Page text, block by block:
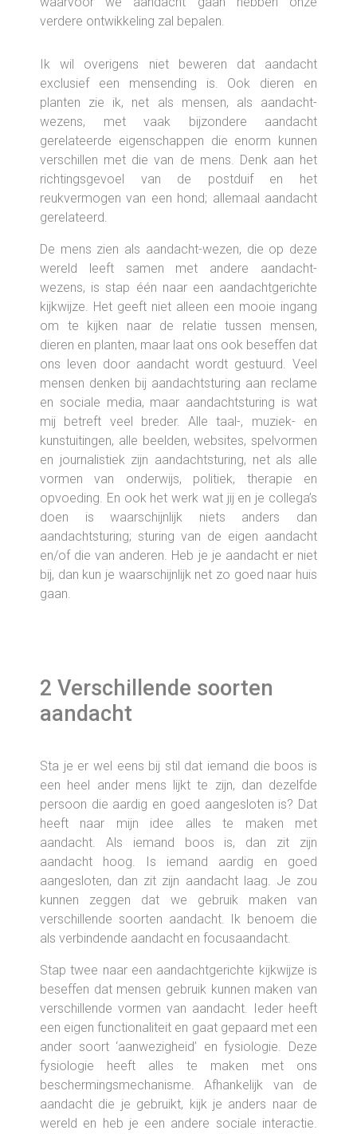
verdere ontwikkeling zal bepalen.
Ik wil overigens niet beweren dat aandacht
exclusief een mensending is. Ook dieren en
planten zie ik, net als mensen, als aandacht-
wezens, met vaak bijzondere aandacht
gerelateerde eigenschappen die enorm kunnen
verschillen met die van de mens. Denk aan het
richtingsgevoel van de postduif en het
reukvermogen van een hond; allemaal aandacht
gerelateerd.
De mens zien als aandacht-wezen, die op deze
wereld leeft samen met andere aandacht-
wezens, is stap één naar een aandachtgerichte
kijkwijze. Het geeft niet alleen een mooie ingang
om te kijken naar de relatie tussen mensen,
dieren en planten, maar laat ons ook beseffen dat
ons leven door aandacht wordt gestuurd. Veel
mensen denken bij aandachtsturing aan reclame
en sociale media, maar aandachtsturing is wat
mij betreft veel breder. Alle taal-, muziek- en
kunstuitingen, alle beelden, websites, spelvormen
en journalistiek zijn aandachtsturing, net als alle
vormen van onderwijs, politiek, therapie en
opvoeding. En ook het werk wat jij en je collega’s
doen is waarschijnlijk niets anders dan
aandachtsturing; sturing van de eigen aandacht
en/of die van anderen. Heb je je aandacht er niet
bij, dan kun je waarschijnlijk net zo goed naar huis
gaan.
2 Verschillende soorten
aandacht
Sta je er wel eens bij stil dat iemand die boos is
een heel ander mens lijkt te zijn, dan dezelfde
persoon die aardig en goed aangesloten is? Dat
heeft naar mijn idee alles te maken met
aandacht. Als iemand boos is, dan zit zijn
aandacht hoog. Is iemand aardig en goed
aangesloten, dan zit zijn aandacht laag. Je zou
kunnen zeggen dat we gebruik maken van
verschillende soorten aandacht. Ik benoem die
als verbindende aandacht en focusaandacht.
Stap twee naar een aandachtgerichte kijkwijze is
beseffen dat mensen gebruik kunnen maken van
verschillende vormen van aandacht. Ieder heeft
een eigen functionaliteit en gaat gepaard met een
ander soort ‘aanwezigheid’ en fysiologie. Deze
fysiologie heeft alles te maken met ons
beschermingsmechanisme. Afhankelijk van de
aandacht die je gebruikt, kijk je anders naar de
wereld en heb je een andere sociale interactie.